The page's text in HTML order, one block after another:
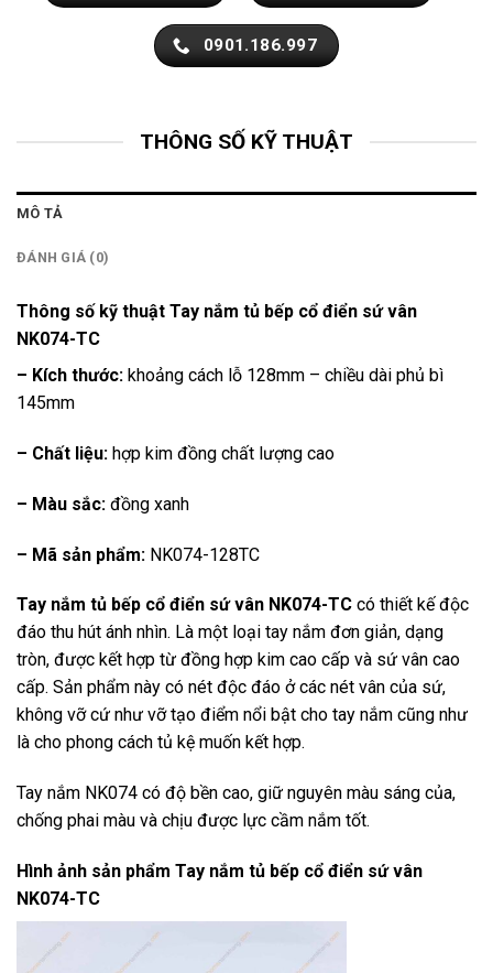
0901.186.997
THÔNG SỐ KỸ THUẬT
MÔ TẢ
ĐÁNH GIÁ (0)
Thông số kỹ thuật Tay nắm tủ bếp cổ điển sứ vân
NK074-TC
– Kích thước: khoảng cách lỗ 128mm – chiều dài phủ bì
145mm
– Chất liệu: hợp kim đồng chất lượng cao
– Màu sắc: đồng xanh
– Mã sản phẩm: NK074-128TC
Tay nắm tủ bếp cổ điển sứ vân NK074-TC có thiết kế độc
đáo thu hút ánh nhìn. Là một loại tay nắm đơn giản, dạng
tròn, được kết hợp từ đồng hợp kim cao cấp và sứ vân cao
cấp. Sản phẩm này có nét độc đáo ở các nét vân của sứ,
không vỡ cứ như vỡ tạo điểm nổi bật cho tay nắm cũng như
là cho phong cách tủ kệ muốn kết hợp.
Tay nắm NK074 có độ bền cao, giữ nguyên màu sáng của,
chống phai màu và chịu được lực cầm nắm tốt.
Hình ảnh sản phẩm Tay nắm tủ bếp cổ điển sứ vân
NK074-TC